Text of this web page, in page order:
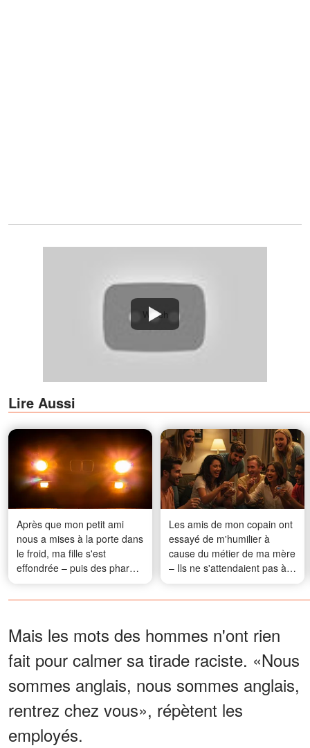
Watch
Lire Aussi
Après que mon petit ami
nous a mises à la porte dans
le froid, ma fille s'est
effondrée – puis des phares
sont apparus dans
l'obscurité
Les amis de mon copain ont
essayé de m'humilier à
cause du métier de ma mère
– Ils ne s'attendaient pas à
ce que je les réduise au
silence en deux phrases
Mais les mots des hommes n'ont rien
fait pour calmer sa tirade raciste. «Nous
sommes anglais, nous sommes anglais,
rentrez chez vous», répètent les
employés.